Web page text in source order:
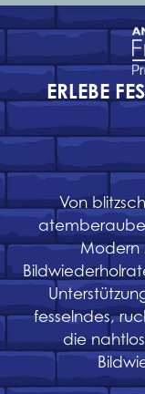
ERLEBE
Von
Modern
fesselndes,
die